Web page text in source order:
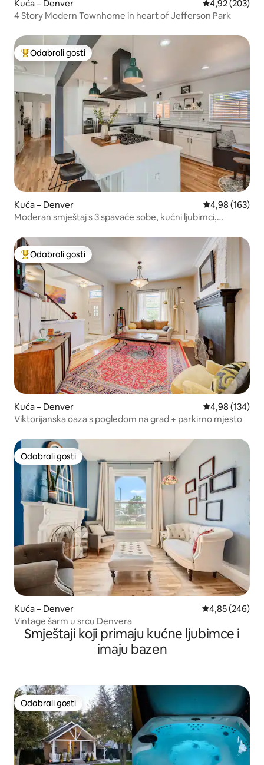
Kuća – Denver Prosječna
4,92 (203)
4 Story Modern Townhome in heart of Jefferson Park
Među najviše rangiranima s oznakom „Odabrali gosti”
Odabrali gosti
Kuća – Denver Prosječna
4,98 (163)
Moderan smještaj s 3 spavaće sobe, kućni ljubimci,
Među najviše rangiranima s oznakom „Odabrali gosti”
Odabrali gosti
Kuća – Denver Prosječna
4,98 (134)
Viktorijanska oaza s pogledom na grad + parkirno mjesto
Odabrali gosti
Odabrali gosti
Kuća – Denver Prosječna
4,85 (246)
Vintage šarm u srcu Denvera
Smještaji koji primaju kućne ljubimce i
imaju bazen
Odabrali gosti
Odabrali gosti